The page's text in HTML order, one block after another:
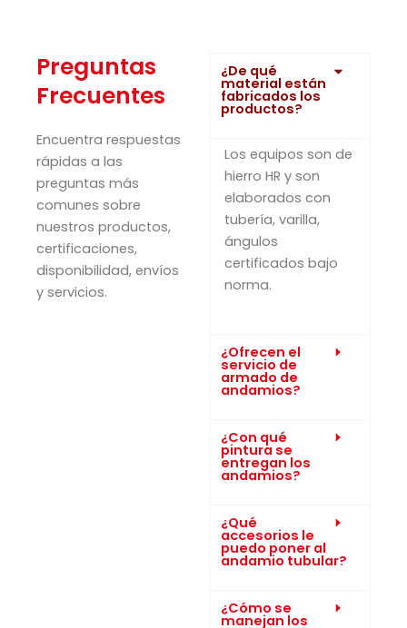
Preguntas
Frecuentes
Encuentra respuestas
rápidas a las
preguntas más
comunes sobre
nuestros productos,
certificaciones,
disponibilidad, envíos
y servicios.
¿De qué
material están
fabricados los
productos?
Los equipos son de
hierro HR y son
elaborados con
tubería, varilla,
ángulos
certificados bajo
norma.
¿Ofrecen el
servicio de
armado de
andamios?
¿Con qué
pintura se
entregan los
andamios?
¿Qué
accesorios le
puedo poner al
andamio tubular?
¿Cómo se
manejan los